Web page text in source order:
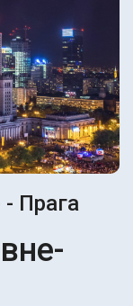
- Прага